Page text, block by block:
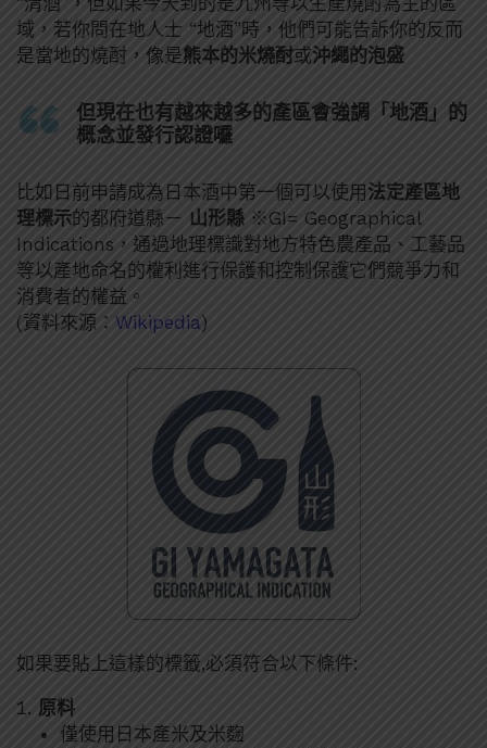
域，若你問在地人士 “地酒”時，他們可能告訴你的反而
是當地的燒酎，像是熊本的米燒酎或沖繩的泡盛
但現在也有越來越多的產區會強調「地酒」的
概念並發行認證囉
比如日前申請成為日本酒中第一個可以使用 法定產區地
理標示的都府道縣－ 山形縣 ※GI= Geographical
Indications，通過地理標識對地方特色農產品、工藝品
等以產地命名的權利進行保護和控制保護它們競爭力和
消費者的權益。
(資料來源： Wikipedia)
如果要貼上這樣的標籤,必須符合以下條件:
原料
僅使用日本產米及米麴